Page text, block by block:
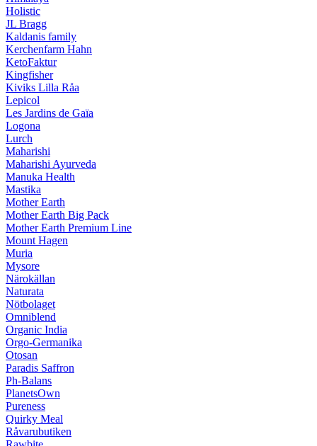
Holistic
JL Bragg
Kaldanis family
Kerchenfarm Hahn
KetoFaktur
Kingfisher
Kiviks Lilla Råa
Lepicol
Les Jardins de Gaïa
Logona
Lurch
Maharishi
Maharishi Ayurveda
Manuka Health
Mastika
Mother Earth
Mother Earth Big Pack
Mother Earth Premium Line
Mount Hagen
Muria
Mysore
Närokällan
Naturata
Nötbolaget
Omniblend
Organic India
Orgo-Germanika
Otosan
Paradis Saffron
Ph-Balans
PlanetsOwn
Pureness
Quirky Meal
Råvarubutiken